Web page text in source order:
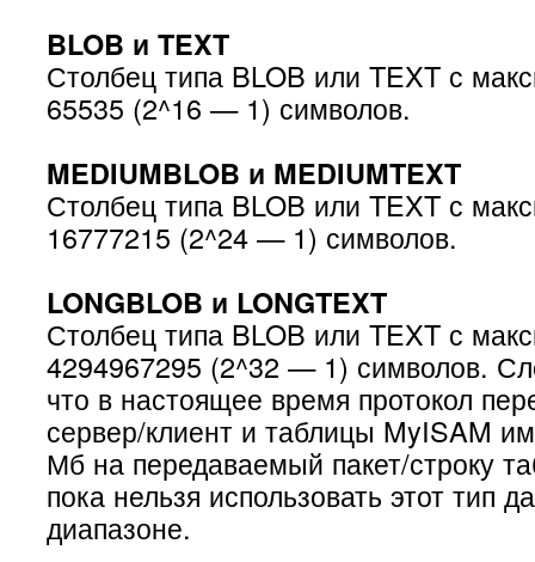
BLOB и TEXT
Столбец типа BLOB или TEXT с
65535 (2^16 — 1) символов.
MEDIUMBLOB и MEDIUMTEXT
Столбец типа BLOB или TEXT с
16777215 (2^24 — 1) символов.
LONGBLOB и LONGTEXT
Столбец типа BLOB или TEXT с
4294967295 (2^32 — 1) символов.
что в настоящее время протокол
сервер/клиент и таблицы MyISAM
Мб на передаваемый пакет/строку
пока нельзя использовать этот тип
диапазоне.